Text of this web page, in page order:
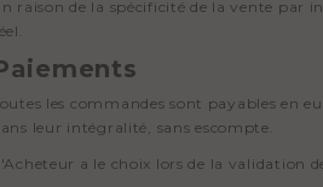
raison de la spécificité de la vente par
les commandes sont payables en
leur intégralité, sans escompte.
a le choix lors de la validation